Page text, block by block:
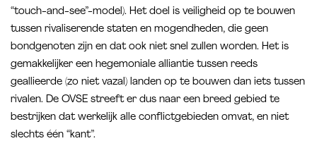
“touch-and-see”-model). Het doel is veiligheid op te bouwen
tussen rivaliserende staten en mogendheden, die geen
bondgenoten zijn en dat ook niet snel zullen worden. Het is
gemakkelijker een hegemoniale alliantie tussen reeds
geallieerde (zo niet vazal) landen op te bouwen dan iets tussen
rivalen. De OVSE streeft er dus naar een breed gebied te
bestrijken dat werkelijk alle conflictgebieden omvat, en niet
slechts één “kant”.